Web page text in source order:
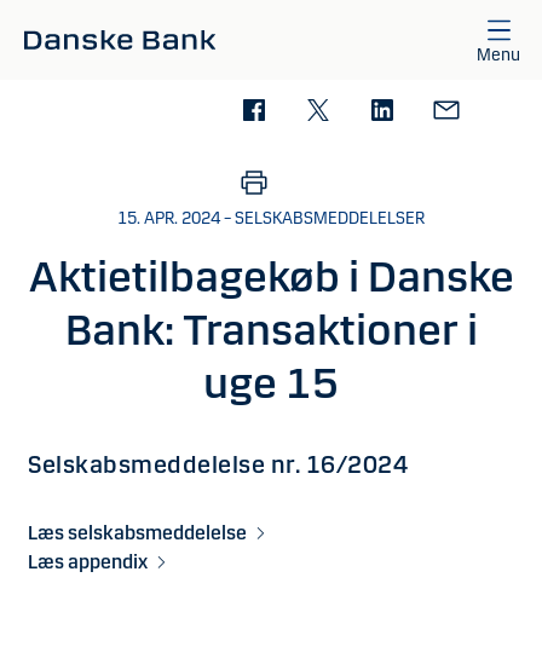
Menu
15. APR. 2024 – SELSKABSMEDDELELSER
Aktietilbagekøb i Danske
Bank: Transaktioner i
uge 15
Selskabsmeddelelse nr. 16/2024
Læs selskabsmeddelelse
Læs appendix